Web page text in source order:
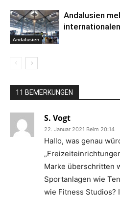
Andalusien
Andalusien
11 BEMERKUNGEN
S. Vogt
22. Januar 2021 Beim 20:14
Hallo, was genau
Marke überschritten
Sportanlagen wie
wie Fitness Studios?